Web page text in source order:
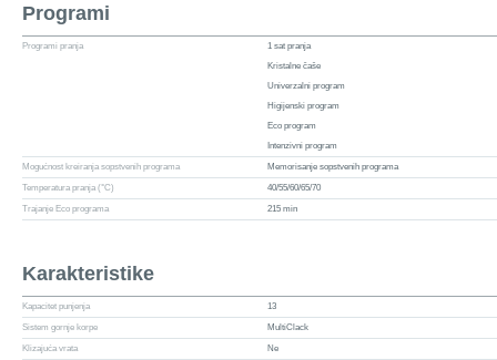
Programi
Programi pranja
1 sat pranja
Kristalne čaše
Univerzalni program
Higijenski program
Eco program
Intenzivni program
Mogućnost kreiranja sopstvenih programa Memorisanje sopstvenih programa
Temperatura pranja (°C) 40/55/60/65/70
Trajanje Eco programa 215 min
Karakteristike
Kapacitet punjenja 13
Sistem gornje korpe MultiClack
Klizajuća vrata Ne